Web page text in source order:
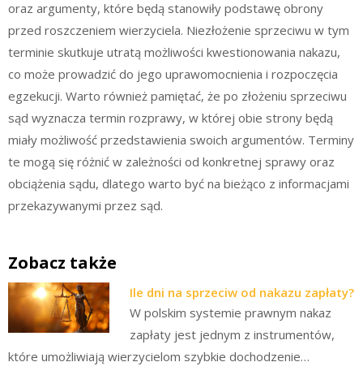
oraz argumenty, które będą stanowiły podstawę obrony
przed roszczeniem wierzyciela. Niezłożenie sprzeciwu w tym
terminie skutkuje utratą możliwości kwestionowania nakazu,
co może prowadzić do jego uprawomocnienia i rozpoczęcia
egzekucji. Warto również pamiętać, że po złożeniu sprzeciwu
sąd wyznacza termin rozprawy, w której obie strony będą
miały możliwość przedstawienia swoich argumentów. Terminy
te mogą się różnić w zależności od konkretnej sprawy oraz
obciążenia sądu, dlatego warto być na bieżąco z informacjami
przekazywanymi przez sąd.
Zobacz także
Ile dni na sprzeciw od nakazu zapłaty?
W polskim systemie prawnym nakaz
zapłaty jest jednym z instrumentów,
które umożliwiają wierzycielom szybkie dochodzenie…